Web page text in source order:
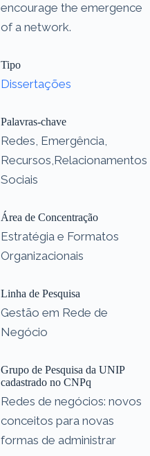
encourage the emergence
of a network.
Tipo
Dissertações
Palavras-chave
Redes, Emergência,
Recursos,Relacionamentos
Sociais
Área de Concentração
Estratégia e Formatos
Organizacionais
Linha de Pesquisa
Gestão em Rede de
Negócio
Grupo de Pesquisa da UNIP
cadastrado no CNPq
Redes de negócios: novos
conceitos para novas
formas de administrar